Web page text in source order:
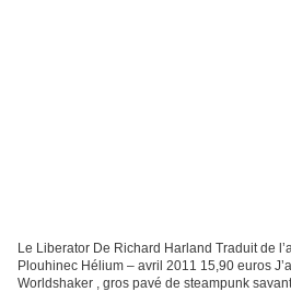
Le Liberator De Richard Harland Traduit de
Plouhinec Hélium – avril 2011 15,90 euros
Worldshaker , gros pavé de steampunk